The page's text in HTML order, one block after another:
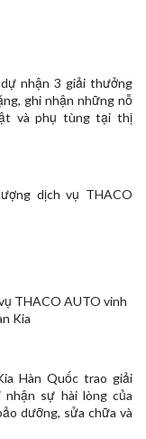
nhận 3 giải thưởng
ghi nhận những nỗ
và phụ tùng tại thị
THACO AUTO vinh
Kia
Hàn Quốc trao giải
nhận sự hài lòng của
dưỡng, sửa chữa và